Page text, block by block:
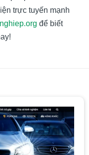
trực tuyến mạnh
để biết